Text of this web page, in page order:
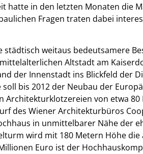
hatte in den letzten Monaten die
Fragen traten dabei
städtisch weitaus bedeutsamere
Altstadt am
der Innenstadt ins Blickfeld der
bis 2012 der Neubau der
Architekturklotzereien von etwa
des Wiener Architekturbüros
in unmittelbarer Nähe der
wird mit 180 Metern Höhe
Euro ist der